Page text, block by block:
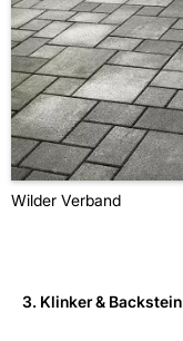
Wilder Verband
3. Klinker & Backstein